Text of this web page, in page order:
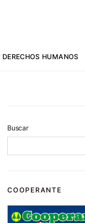
DERECHOS HUMANOS
Buscar
COOPERANTE